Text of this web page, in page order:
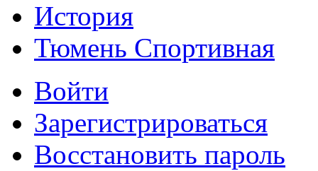
История
Тюмень Спортивная
Войти
Зарегистрироваться
Восстановить пароль